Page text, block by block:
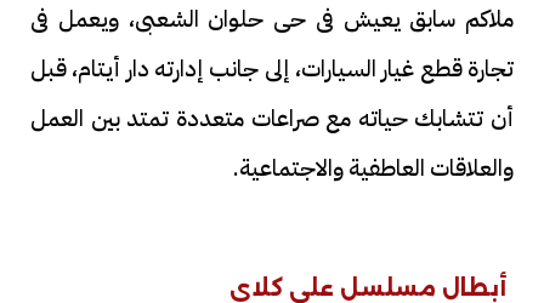
ملاكم سابق يعيش فى حى حلوان الشعبى، ويعمل فى
تجارة قطع غيار السيارات، إلى جانب إدارته دار أيتام، قبل
أن تتشابك حياته مع صراعات متعددة تمتد بين العمل
والعلاقات العاطفية والاجتماعية.
أبطال مسلسل على كلاى